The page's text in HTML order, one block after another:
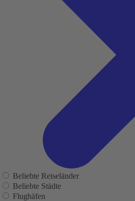
Beliebte Reiseländer
Beliebte Städte
Flughäfen